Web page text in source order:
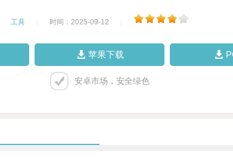
工具 时间：2025-09-12
苹果下载
安卓市场，安全绿色